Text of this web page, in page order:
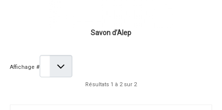
Savon d’Alep
Affichage #
Résultats 1 à 2 sur 2